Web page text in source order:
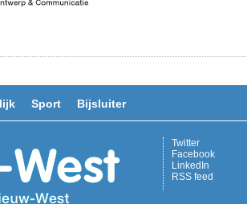
Sport Bijsluiter
Twitter
Facebook
LinkedIn
RSS feed